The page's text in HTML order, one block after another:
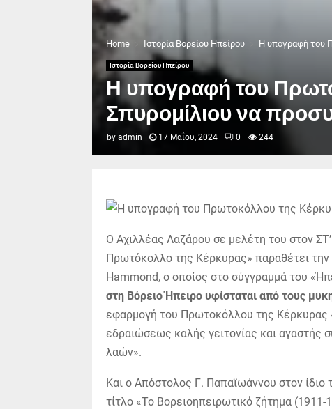
Home Ιστορία Βορείου Ηπείρου Η υπογραφή του
Ιστορία Βορείου Ηπείρου
Η υπογραφή του
Σπυρομίλιου να
by admin 17 Μαΐου, 2024 0 244
Ο Αχιλλέας Λαζάρου σε μελέτη του στον
Πρωτόκολλο της Κέρκυρας» παραθέτει
Hammond, ο οποίος στο σύγγραμμά του
στη Βόρειο Ήπειρο υφίσταται από τους
εφαρμογή του Πρωτοκόλλου της Κέρκυρας
εδραιώσεως καλής γειτονίας και αγαστής
λαών».
Και ο Απόστολος Γ. Παπαϊωάννου στον
τίτλο «Το Βορειοηπειρωτικό ζήτημα